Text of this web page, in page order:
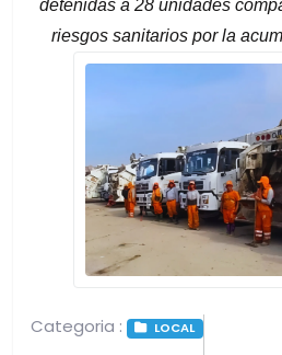
detenidas a 28 unidades
riesgos sanitarios por la
Categoria : LOCAL